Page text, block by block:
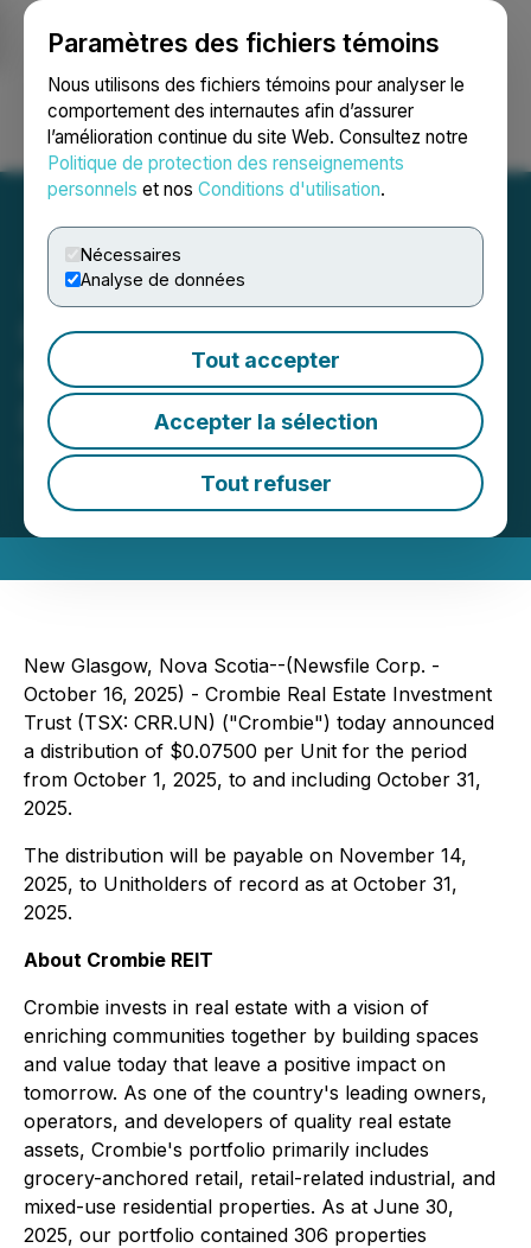
Paramètres des fichiers témoins
Nous utilisons des fichiers témoins pour analyser le
comportement des internautes afin d’assurer
l’amélioration continue du site Web. Consultez notre
Politique de protection des renseignements
personnels et nos Conditions d'utilisation.
Nécessaires
Analyse de données
Tout accepter
Accepter la sélection
Tout refuser
Ouvrir une session Recherche English
Crombie REIT Announces
October 2025 Monthly
Distribution
October 16, 2025 7:30 AM EDT | Source:Crombie
Real Estate Investment Trust
New Glasgow, Nova Scotia--(Newsfile Corp. -
October 16, 2025) - Crombie Real Estate Investment
Trust (TSX: CRR.UN) ("Crombie") today announced
a distribution of $0.07500 per Unit for the period
from October 1, 2025, to and including October 31,
2025.
The distribution will be payable on November 14,
2025, to Unitholders of record as at October 31,
2025.
About Crombie REIT
Crombie invests in real estate with a vision of
enriching communities together by building spaces
and value today that leave a positive impact on
tomorrow. As one of the country's leading owners,
operators, and developers of quality real estate
assets, Crombie's portfolio primarily includes
grocery-anchored retail, retail-related industrial, and
mixed-use residential properties. As at June 30,
2025, our portfolio contained 306 properties